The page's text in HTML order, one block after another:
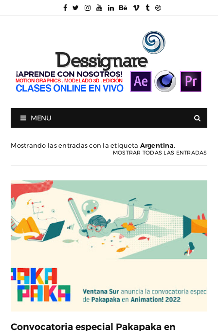
MENU
Mostrando las entradas con la etiqueta Argentina.
MOSTRAR TODAS LAS ENTRADAS
Convocatoria especial Pakapaka en